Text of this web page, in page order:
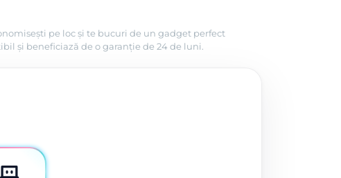
pe loc și te bucuri de un gadget perfect
și beneficiază de o garanție de 24 de luni.